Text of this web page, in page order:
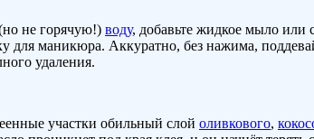
не горячую!) воду, добавьте жидкое мыло или
маникюра. Аккуратно, без нажима,
удаления.
участки обильный слой оливкового,